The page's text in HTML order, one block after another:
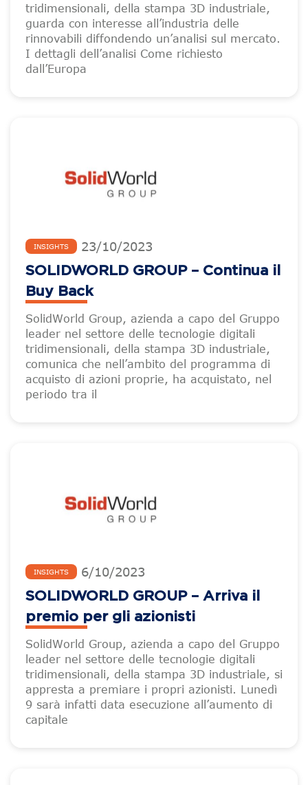
tridimensionali, della stampa 3D industriale,
guarda con interesse all’industria delle
rinnovabili diffondendo un’analisi sul mercato.
I dettagli dell’analisi Come richiesto
dall’Europa
INSIGHTS 23/10/2023
SOLIDWORLD GROUP – Continua il
Buy Back
SolidWorld Group, azienda a capo del Gruppo
leader nel settore delle tecnologie digitali
tridimensionali, della stampa 3D industriale,
comunica che nell’ambito del programma di
acquisto di azioni proprie, ha acquistato, nel
periodo tra il
INSIGHTS 6/10/2023
SOLIDWORLD GROUP – Arriva il
premio per gli azionisti
SolidWorld Group, azienda a capo del Gruppo
leader nel settore delle tecnologie digitali
tridimensionali, della stampa 3D industriale, si
appresta a premiare i propri azionisti. Lunedì
9 sarà infatti data esecuzione all’aumento di
capitale